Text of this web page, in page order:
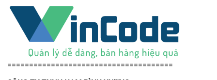
======================================